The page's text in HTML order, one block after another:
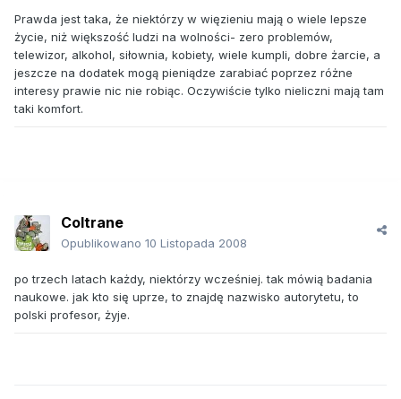
Prawda jest taka, że niektórzy w więzieniu mają o wiele lepsze
życie, niż większość ludzi na wolności- zero problemów,
telewizor, alkohol, siłownia, kobiety, wiele kumpli, dobre żarcie, a
jeszcze na dodatek mogą pieniądze zarabiać poprzez różne
interesy prawie nic nie robiąc. Oczywiście tylko nieliczni mają tam
taki komfort.
Coltrane
Opublikowano 10 Listopada 2008
po trzech latach każdy, niektórzy wcześniej. tak mówią badania
naukowe. jak kto się uprze, to znajdę nazwisko autorytetu, to
polski profesor, żyje.